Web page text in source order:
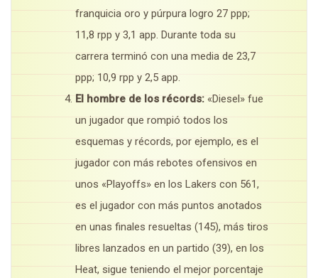
franquicia oro y púrpura logro 27 ppp;
11,8 rpp y 3,1 app. Durante toda su
carrera terminó con una media de 23,7
ppp; 10,9 rpp y 2,5 app.
El hombre de los récords: «Diesel» fue
un jugador que rompió todos los
esquemas y récords, por ejemplo, es el
jugador con más rebotes ofensivos en
unos «Playoffs» en los Lakers con 561,
es el jugador con más puntos anotados
en unas finales resueltas (145), más tiros
libres lanzados en un partido (39), en los
Heat, sigue teniendo el mejor porcentaje